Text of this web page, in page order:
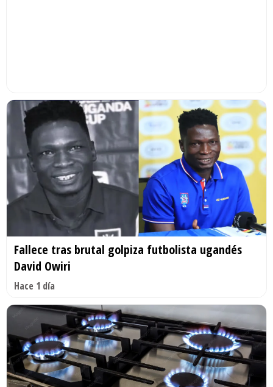
Fallece tras brutal golpiza futbolista ugandés
David Owiri
Hace 1 día